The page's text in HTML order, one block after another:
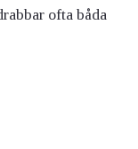
ofta båda